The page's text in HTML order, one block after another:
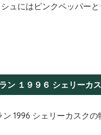
ュにはピンクペッパー
ン １９９６ シェリーカ
1996 シェリーカスク